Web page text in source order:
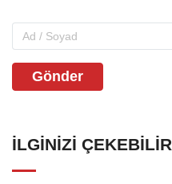
Gönder
İLGINIZI ÇEKEBILIR